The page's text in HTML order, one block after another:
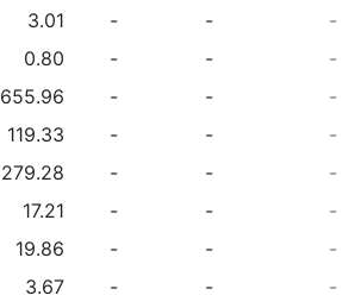
3.01 - -
-
0.80 - -
-
655.96 - -
-
119.33 - -
-
279.28 - -
-
17.21 - -
-
19.86 - -
-
3.67 - -
-